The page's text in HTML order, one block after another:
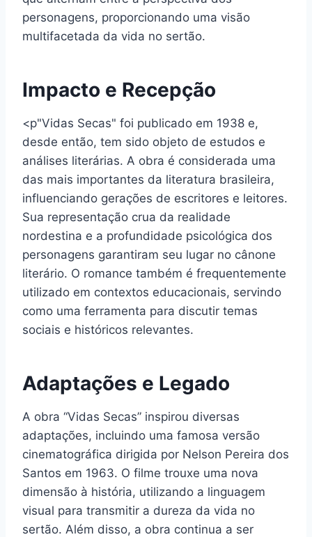
personagens, proporcionando uma visão
multifacetada da vida no sertão.
Impacto e Recepção
<p"Vidas Secas" foi publicado em 1938 e,
desde então, tem sido objeto de estudos e
análises literárias. A obra é considerada uma
das mais importantes da literatura brasileira,
influenciando gerações de escritores e leitores.
Sua representação crua da realidade
nordestina e a profundidade psicológica dos
personagens garantiram seu lugar no cânone
literário. O romance também é frequentemente
utilizado em contextos educacionais, servindo
como uma ferramenta para discutir temas
sociais e históricos relevantes.
Adaptações e Legado
A obra “Vidas Secas” inspirou diversas
adaptações, incluindo uma famosa versão
cinematográfica dirigida por Nelson Pereira dos
Santos em 1963. O filme trouxe uma nova
dimensão à história, utilizando a linguagem
visual para transmitir a dureza da vida no
sertão. Além disso, a obra continua a ser